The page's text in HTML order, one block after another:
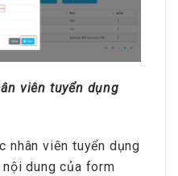
viên tuyển dụng
nhân viên tuyển dụng
dung của form